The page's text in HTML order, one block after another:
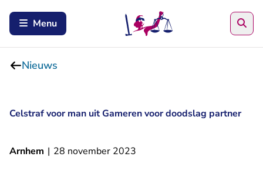
Menu
Nieuws
Celstraf voor man uit Gameren voor doodslag partner
Arnhem | 28 november 2023